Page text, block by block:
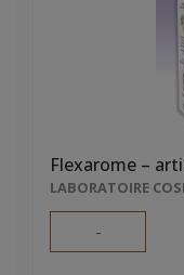
Flexarome –
LABORATOIRE
-